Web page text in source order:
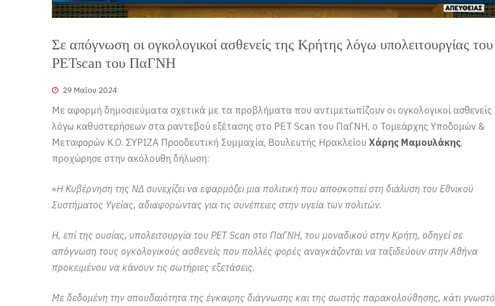
Σε απόγνωση οι ογκολογικοί ασθενείς της Κρήτης λόγω υπολειτουργίας του
PETscan του ΠαΓΝΗ
29 Μαΐου 2024
Με αφορμή δημοσιεύματα σχετικά με τα προβλήματα που αντιμετωπίζουν οι ογκολογικοί ασθενείς
λόγω καθυστερήσεων στα ραντεβού εξέτασης στο PΕΤ Scan του ΠαΓΝΗ, ο Τομεάρχης Υποδομών &
Μεταφορών Κ.Ο. ΣΥΡΙΖΑ Προοδευτική Συμμαχία, Βουλευτής Ηρακλείου Χάρης Μαμουλάκης,
προχώρησε στην ακόλουθη δήλωση:
«Η Κυβέρνηση της ΝΔ συνεχίζει να εφαρμόζει μια πολιτική που αποσκοπεί στη διάλυση του Εθνικού
Συστήματος Υγείας, αδιαφορώντας για τις συνέπειες στην υγεία των πολιτών.
Η, επί της ουσίας, υπολειτουργία του PΕΤ Scan στο ΠαΓΝΗ, του μοναδικού στην Κρήτη, οδηγεί σε
απόγνωση τους ογκολογικούς ασθενείς που πολλές φορές αναγκάζονται να ταξιδεύουν στην Αθήνα
προκειμένου να κάνουν τις σωτήριες εξετάσεις.
Με δεδομένη την σπουδαιότητα της έγκαιρης διάγνωσης και της σωστής παρακολούθησης, κάτι γνωστό